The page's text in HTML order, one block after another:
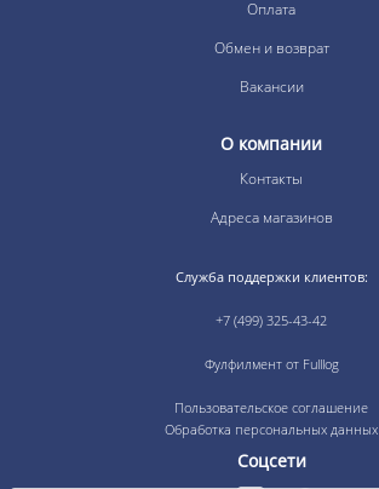
Оплата
Обмен и возврат
Вакансии
О компании
Контакты
Адреса магазинов
Служба поддержки клиентов:
+7 (499) 325-43-42
Фулфилмент от Fulllog
Пользовательское соглашение
Обработка персональных данных
Соцсети